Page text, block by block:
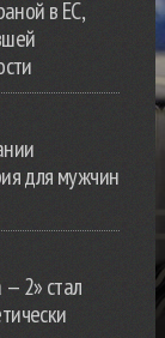
в ЕС,
для мужчин
— 2» стал